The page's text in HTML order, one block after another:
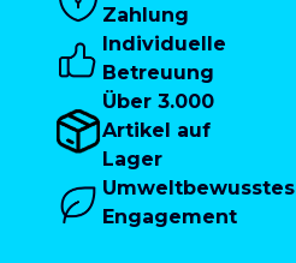
Zahlung
Individuelle
Betreuung
Über 3.000
Artikel auf
Lager
Umweltbewusstes
Engagement